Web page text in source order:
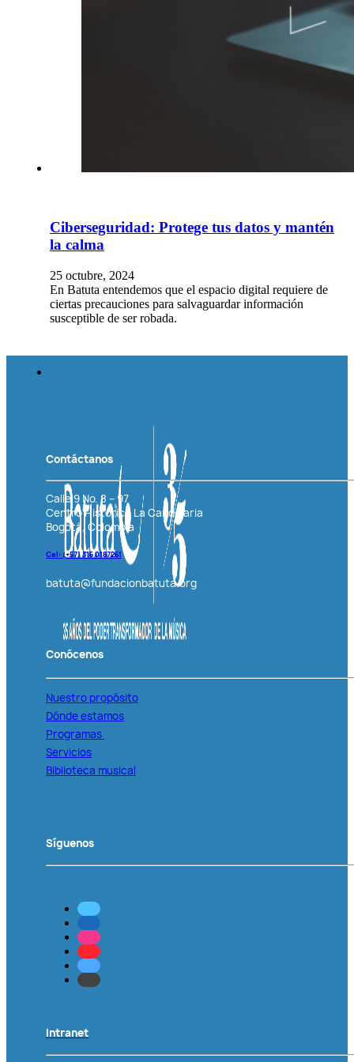
Ciberseguridad: Protege tus datos y mantén
la calma
25 octubre, 2024
En Batuta entendemos que el espacio digital requiere de
ciertas precauciones para salvaguardar información
susceptible de ser robada.
Contáctanos
Calle 9 No. 8 – 97
Centro Histórico La Candelaria
Bogotá, Colombia
Cel: (+57)316 0187261
batuta@fundacionbatuta.org
Conócenos
Nuestro propósito
Dónde estamos
Programas
Servicios
Biblioteca musical
Síguenos
Intranet